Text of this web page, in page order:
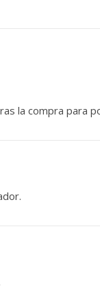
la compra para